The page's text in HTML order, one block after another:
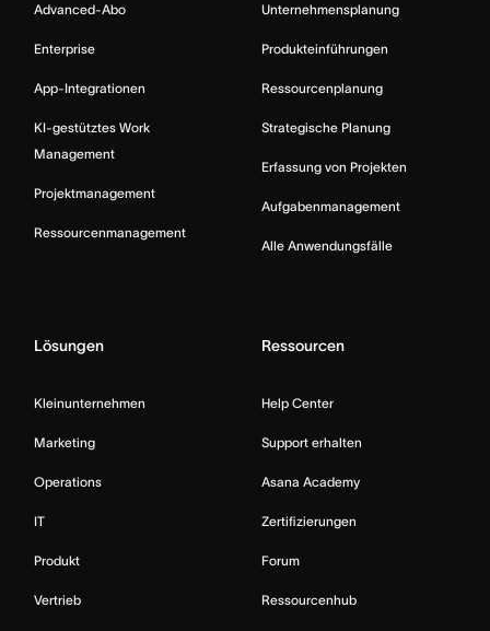
Advanced-Abo
Enterprise
App-Integrationen
KI-gestütztes Work
Management
Projektmanagement
Ressourcenmanagement
Unternehmensplanung
Produkteinführungen
Ressourcenplanung
Strategische Planung
Erfassung von Projekten
Aufgabenmanagement
Alle Anwendungsfälle
Lösungen
Kleinunternehmen
Marketing
Operations
IT
Produkt
Vertrieb
Ressourcen
Help Center
Support erhalten
Asana Academy
Zertifizierungen
Forum
Ressourcenhub